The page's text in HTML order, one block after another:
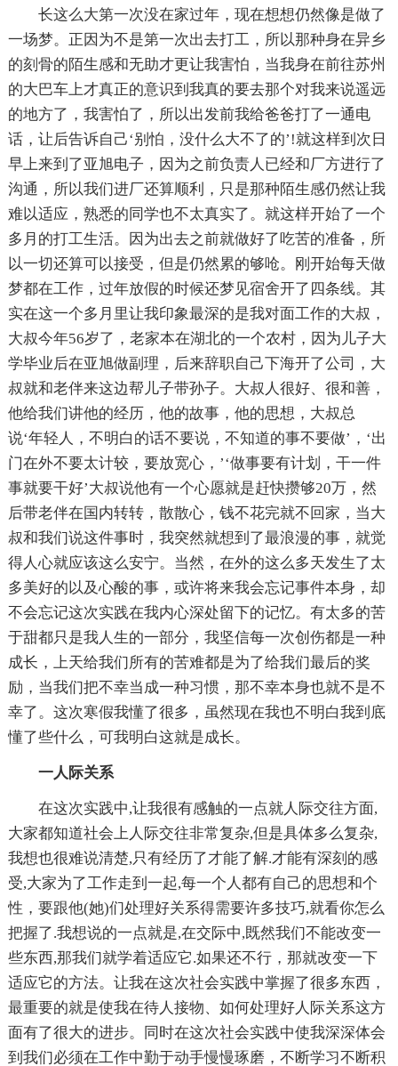
长这么大第一次没在家过年，现在想想仍然像是做了
一场梦。正因为不是第一次出去打工，所以那种身在异乡
的刻骨的陌生感和无助才更让我害怕，当我身在前往苏州
的大巴车上才真正的意识到我真的要去那个对我来说遥远
的地方了，我害怕了，所以出发前我给爸爸打了一通电
话，让后告诉自己‘别怕，没什么大不了的’!就这样到次日
早上来到了亚旭电子，因为之前负责人已经和厂方进行了
沟通，所以我们进厂还算顺利，只是那种陌生感仍然让我
难以适应，熟悉的同学也不太真实了。就这样开始了一个
多月的打工生活。因为出去之前就做好了吃苦的准备，所
以一切还算可以接受，但是仍然累的够呛。刚开始每天做
梦都在工作，过年放假的时候还梦见宿舍开了四条线。其
实在这一个多月里让我印象最深的是我对面工作的大叔，
大叔今年56岁了，老家本在湖北的一个农村，因为儿子大
学毕业后在亚旭做副理，后来辞职自己下海开了公司，大
叔就和老伴来这边帮儿子带孙子。大叔人很好、很和善，
他给我们讲他的经历，他的故事，他的思想，大叔总
说‘年轻人，不明白的话不要说，不知道的事不要做’，‘出
门在外不要太计较，要放宽心，’‘做事要有计划，干一件
事就要干好’大叔说他有一个心愿就是赶快攒够20万，然
后带老伴在国内转转，散散心，钱不花完就不回家，当大
叔和我们说这件事时，我突然就想到了最浪漫的事，就觉
得人心就应该这么安宁。当然，在外的这么多天发生了太
多美好的以及心酸的事，或许将来我会忘记事件本身，却
不会忘记这次实践在我内心深处留下的记忆。有太多的苦
于甜都只是我人生的一部分，我坚信每一次创伤都是一种
成长，上天给我们所有的苦难都是为了给我们最后的奖
励，当我们把不幸当成一种习惯，那不幸本身也就不是不
幸了。这次寒假我懂了很多，虽然现在我也不明白我到底
懂了些什么，可我明白这就是成长。
一人际关系
在这次实践中,让我很有感触的一点就人际交往方面,
大家都知道社会上人际交往非常复杂,但是具体多么复杂,
我想也很难说清楚,只有经历了才能了解.才能有深刻的感
受,大家为了工作走到一起,每一个人都有自己的思想和个
性，要跟他(她)们处理好关系得需要许多技巧,就看你怎么
把握了.我想说的一点就是,在交际中,既然我们不能改变一
些东西,那我们就学着适应它.如果还不行，那就改变一下
适应它的方法。让我在这次社会实践中掌握了很多东西，
最重要的就是使我在待人接物、如何处理好人际关系这方
面有了很大的进步。同时在这次社会实践中使我深深体会
到我们必须在工作中勤于动手慢慢琢磨，不断学习不断积